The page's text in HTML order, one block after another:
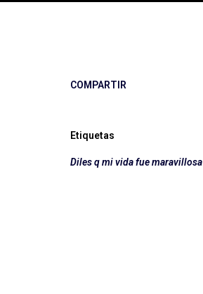
COMPARTIR
Etiquetas
Diles q mi vida fue maravillosa